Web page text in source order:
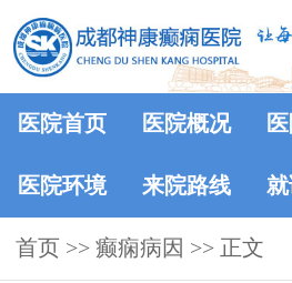
医院首页 医院概况
医院环境 来院路线
首页 >> 癫痫病因 >> 正文